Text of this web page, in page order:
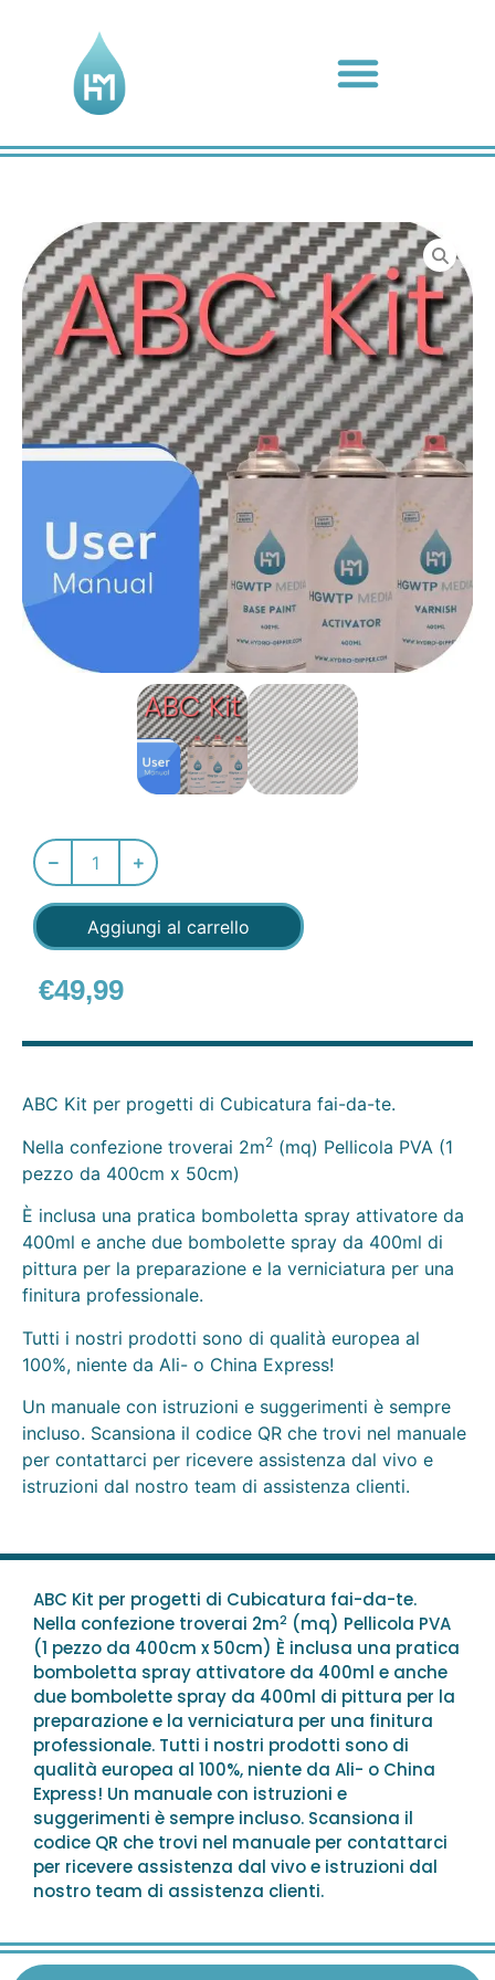
Aggiungi al carrello
€49,99
ABC Kit per progetti di Cubicatura fai-da-te.
Nella confezione troverai 2m2 (mq) Pellicola PVA (1
pezzo da 400cm x 50cm)
È inclusa una pratica bomboletta spray attivatore da
400ml e anche due bombolette spray da 400ml di
pittura per la preparazione e la verniciatura per una
finitura professionale.
Tutti i nostri prodotti sono di qualità europea al
100%, niente da Ali- o China Express!
Un manuale con istruzioni e suggerimenti è sempre
incluso. Scansiona il codice QR che trovi nel manuale
per contattarci per ricevere assistenza dal vivo e
istruzioni dal nostro team di assistenza clienti.
ABC Kit per progetti di Cubicatura fai-da-te.
Nella confezione troverai 2m2 (mq) Pellicola PVA
(1 pezzo da 400cm x 50cm) È inclusa una pratica
bomboletta spray attivatore da 400ml e anche
due bombolette spray da 400ml di pittura per la
preparazione e la verniciatura per una finitura
professionale. Tutti i nostri prodotti sono di
qualità europea al 100%, niente da Ali- o China
Express! Un manuale con istruzioni e
suggerimenti è sempre incluso. Scansiona il
codice QR che trovi nel manuale per contattarci
per ricevere assistenza dal vivo e istruzioni dal
nostro team di assistenza clienti.